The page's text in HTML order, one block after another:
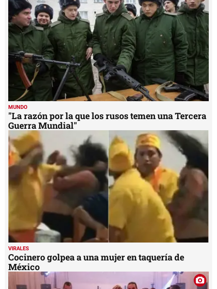
MUNDO
"La razón por la que los rusos temen una Tercera
Guerra Mundial"
VIRALES
Cocinero golpea a una mujer en taquería de
México